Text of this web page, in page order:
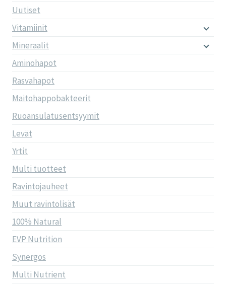
Uutiset
Vitamiinit
Mineraalit
Aminohapot
Rasvahapot
Maitohappobakteerit
Ruoansulatusentsyymit
Levät
Yrtit
Multi tuotteet
Ravintojauheet
Muut ravintolisät
100% Natural
EVP Nutrition
Synergos
Multi Nutrient